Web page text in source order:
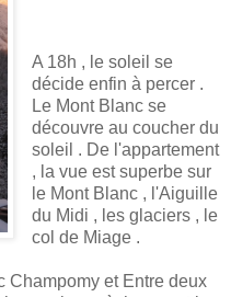
A 18h , le soleil se
décide enfin à percer .
Le Mont Blanc se
découvre au coucher du
soleil . De l'appartement
, la vue est superbe sur
le Mont Blanc , l'Aiguille
du Midi , les glaciers , le
col de Miage .
Champomy et Entre deux